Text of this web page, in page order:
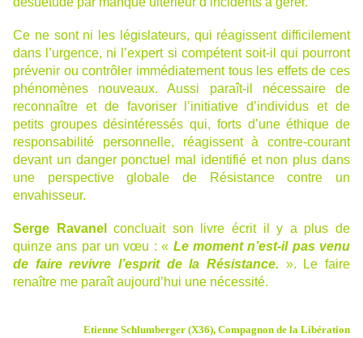
Ce ne sont ni les législateurs, qui réagissent difficilement
dans l’urgence, ni l’expert si compétent soit-il qui pourront
prévenir ou contrôler immédiatement tous les effets de ces
phénomènes nouveaux. Aussi paraît-il nécessaire de
reconnaître et de favoriser l’initiative d’individus et de
petits groupes désintéressés qui, forts d’une éthique de
responsabilité personnelle, réagissent à contre-courant
devant un danger ponctuel mal identifié et non plus dans
une perspective globale de Résistance contre un
envahisseur.
Serge Ravanel
concluait son livre écrit il y a plus de
quinze ans par un vœu : « Le moment n’est-il pas venu
de faire revivre l’esprit de la Résistance. ». Le faire
renaître me paraît aujourd’hui une nécessité.
Etienne Schlumberger (X36), Compagnon de la Libération